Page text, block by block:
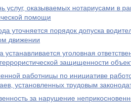
услуг, оказываемых нотариусами в
помощи
уточняется порядок допуска
движении
уголовная
защищенности
работницы по инициативе
установленных трудовым
за нарушение